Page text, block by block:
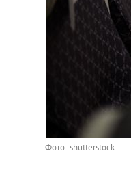
Фото: shutterstock